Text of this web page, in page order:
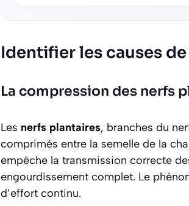
Identifier les causes
La compression des nerfs
Les nerfs plantaires, branches du
comprimés entre la semelle de la
empêche la transmission correcte
engourdissement complet. Le
d’effort continu.